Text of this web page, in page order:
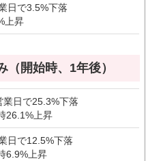
日で3.5%下落
上昇
開始時、1年後）
業日で25.3%下落
26.1%上昇
日で12.5%下落
6.9%上昇